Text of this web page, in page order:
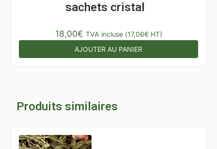
sachets cristal
18,00€ TVA incluse (17,06€HT)
AJOUTER AU PANIER
Produits similaires